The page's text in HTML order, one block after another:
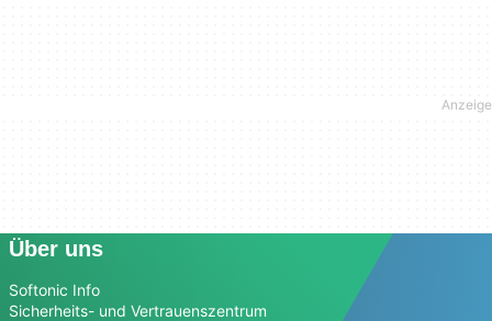
Über uns
Softonic Info
Sicherheits- und Vertrauenszentrum